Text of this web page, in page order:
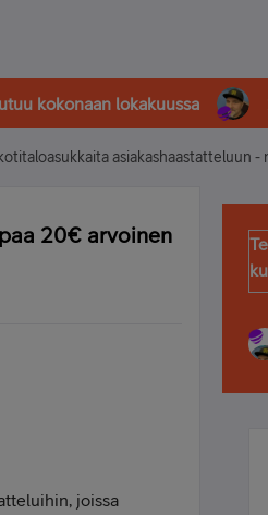
kokonaan lokakuussa
asiakashaastatteluun
20€ arvoinen
joissa